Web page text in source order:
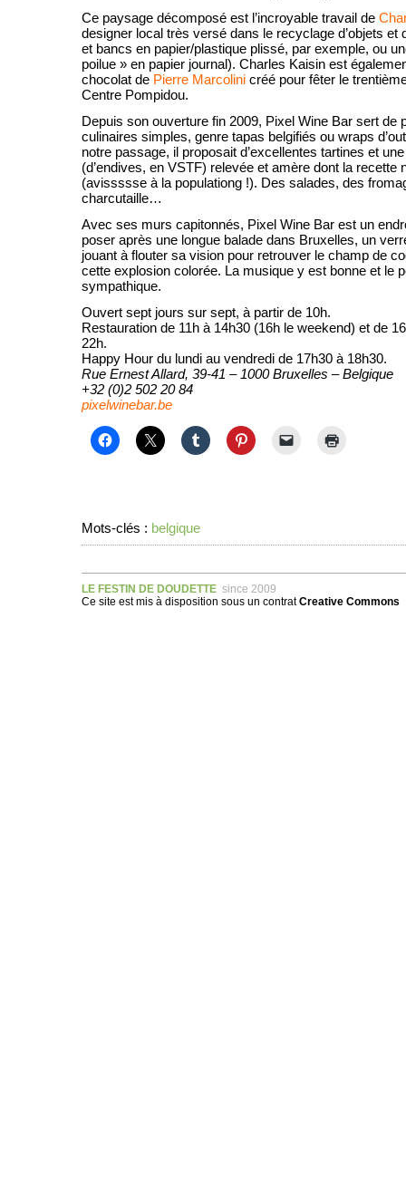
Ce paysage décomposé est l’incroyable travail de
designer local très versé dans le recyclage d’objets et
et bancs en papier/plastique plissé, par exemple, ou
poilue » en papier journal). Charles Kaisin est
chocolat de Pierre Marcolini créé pour fêter le
Centre Pompidou.
Depuis son ouverture fin 2009, Pixel Wine Bar sert de
culinaires simples, genre tapas belgifiés ou wraps
notre passage, il proposait d’excellentes tartines et
(d’endives, en VSTF) relevée et amère dont la recette
(avissssse à la populationg !). Des salades, des
charcutaille…
Avec ses murs capitonnés, Pixel Wine Bar est un
poser après une longue balade dans Bruxelles, un
jouant à flouter sa vision pour retrouver le champ de
cette explosion colorée. La musique y est bonne et le
sympathique.
Ouvert sept jours sur sept, à partir de 10h.
Restauration de 11h à 14h30 (16h le weekend) et de
22h.
Happy Hour du lundi au vendredi de 17h30 à 18h30.
Rue Ernest Allard, 39-41 – 1000 Bruxelles – Belgique
+32 (0)2 502 20 84
pixelwinebar.be
Mots-clés : belgique
LE FESTIN DE DOUDETTE since 2009
Ce site est mis à disposition sous un contratCreative Commons